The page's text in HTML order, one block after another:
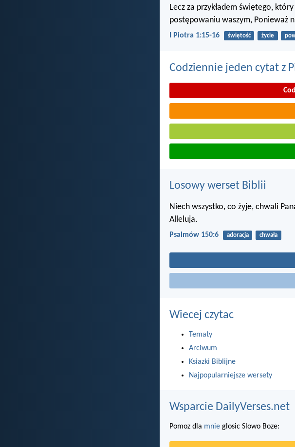
Lecz za przykładem świętego,
postępowaniu waszym, Ponieważ
I Piotra 1:15-16 świętość życie
Codziennie jeden cytat z
Losowy werset Biblii
Niech wszystko, co żyje, chwali
Alleluja.
Psalmów 150:6 adoracja chwała
Wiecej czytac
Tematy
Arciwum
Ksiazki Biblijne
Najpopularniejsze wersety
Wsparcie DailyVerses.net
Pomoz dla mnie glosic Slowo Boze: